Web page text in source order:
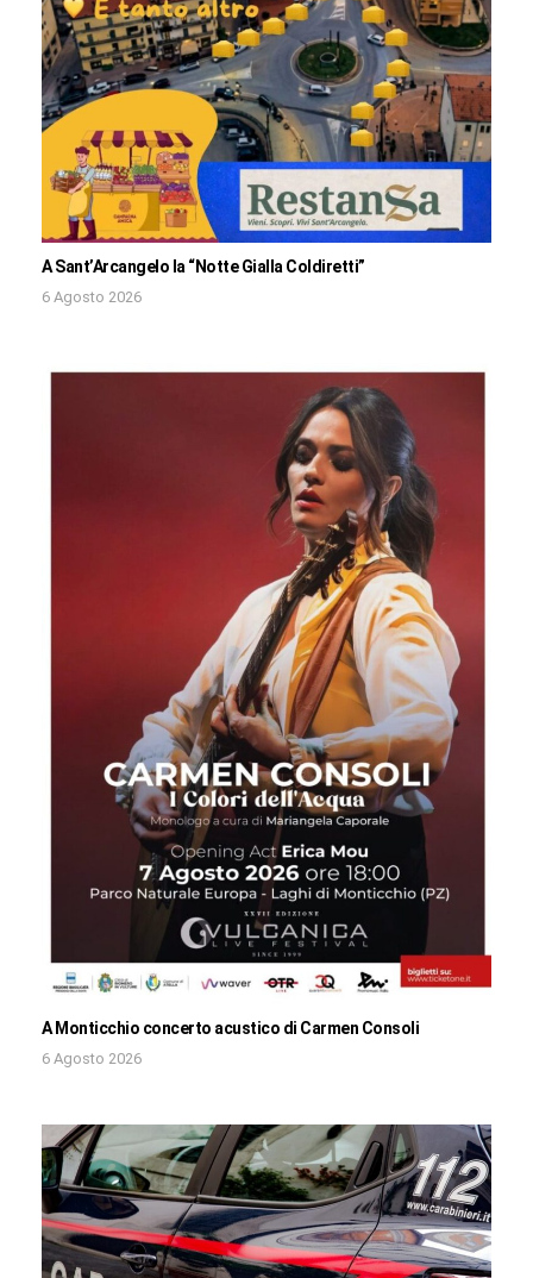
A Sant’Arcangelo la “Notte Gialla Coldiretti”
6 Agosto 2026
A Monticchio concerto acustico di Carmen Consoli
6 Agosto 2026